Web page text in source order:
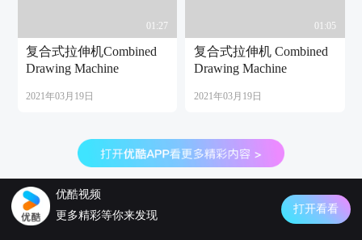
01:27
复合式拉伸机Combined
Drawing Machine
2021年03月19日
01:05
复合式拉伸机 Combined
Drawing Machine
2021年03月19日
优酷视频
更多精彩等你来发现
打开看看